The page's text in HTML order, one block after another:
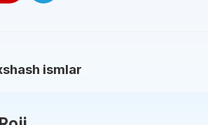
ismlar